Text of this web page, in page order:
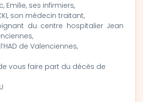
Emilie, ses infirmiers,
son médecin traitant,
du centre hospitalier Jean
de Valenciennes,
vous faire part du décès de